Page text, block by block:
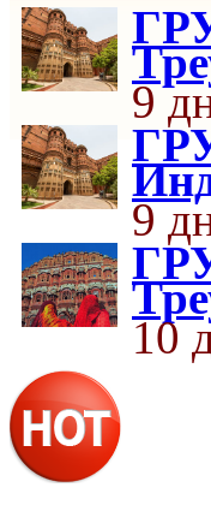
9
9
10